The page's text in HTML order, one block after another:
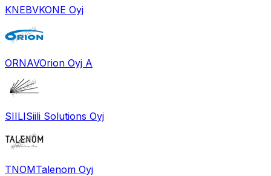
KNEBVKONE Oyj
ORNAVOrion Oyj A
SIILISiili Solutions Oyj
TNOMTalenom Oyj